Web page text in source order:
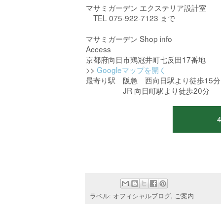
マサミガーデン エクステリア設計室
TEL 075-922-7123 まで
マサミガーデン Shop info
Access
京都府向日市鶏冠井町七反田17番地
>> Googleマップを開く
最寄り駅 阪急 西向日駅より徒歩15分
JR 向日町駅より徒歩20分
ラベル: オフィシャルブログ, ご案内